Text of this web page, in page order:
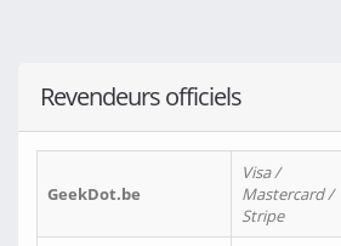
Revendeurs officiels
GeekDot.be
Visa /
Mastercard /
Stripe